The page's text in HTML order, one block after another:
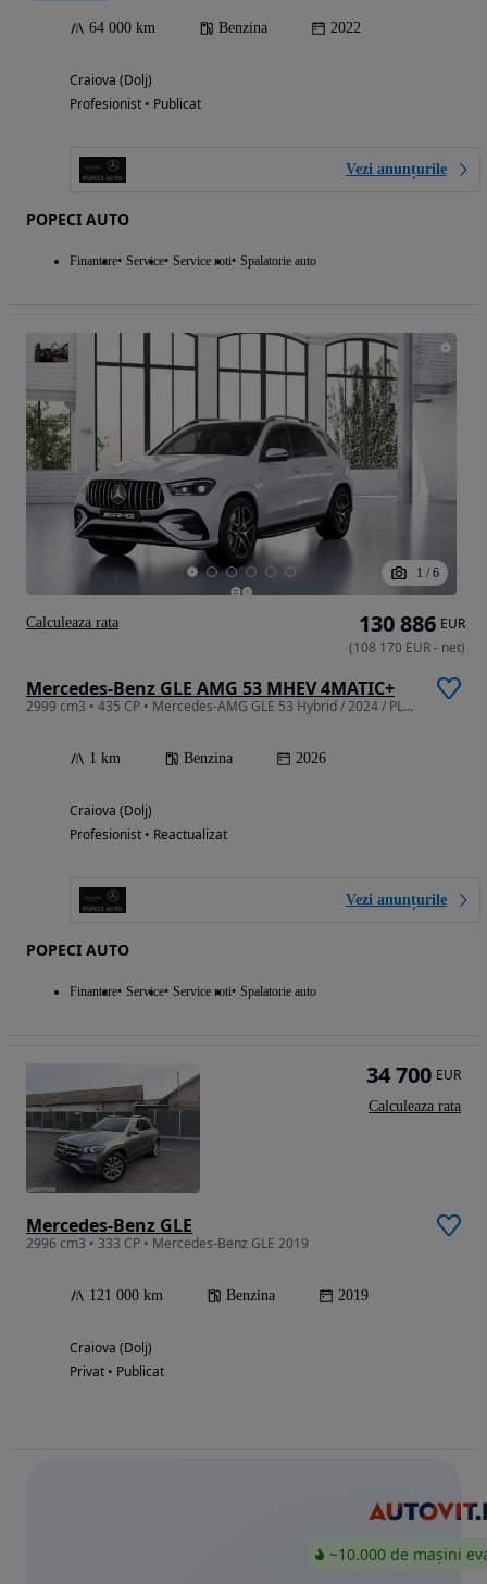
64 000 km Benzina 2022
Craiova (Dolj)
Profesionist • Publicat
Vezi anunțurile
POPECI AUTO
Finantare Service Service roti Spalatorie auto
1 / 6
Mercedes-Benz GLE AMG 53 MHEV 4MATIC+
2999 cm3 • 435 CP • Mercedes-AMG GLE 53 Hybrid / 2024 / PLUG IN / LIVRARE IMEDIATA
1 km Benzina 2026
Craiova (Dolj)
Profesionist • Reactualizat
Vezi anunțurile
POPECI AUTO
Finantare Service Service roti Spalatorie auto
130 886 EUR
(108 170 EUR- net)
Calculeaza rata
Mercedes-Benz GLE
2996 cm3 • 333 CP • Mercedes-Benz GLE 2019
121 000 km Benzina 2019
Craiova (Dolj)
Privat • Publicat
34 700 EUR
Calculeaza rata
~10.000 de mașini